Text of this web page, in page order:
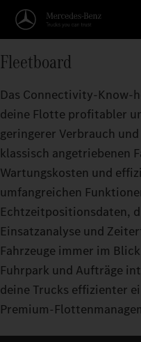
Fleetboard
Das Connectivity-Know-
deine Flotte profitabler
geringerer Verbrauch und
klassisch angetriebenen
Wartungskosten und
umfangreichen
Echtzeitpositionsdaten,
Einsatzanalyse und
Fahrzeuge immer im
Fuhrpark und Aufträge
deine Trucks effizienter
Premium-